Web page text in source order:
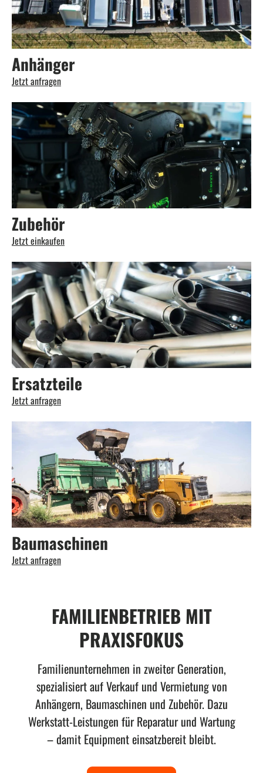
Anhänger
Jetzt anfragen
Zubehör
Jetzt einkaufen
Ersatzteile
Jetzt anfragen
Baumaschinen
Jetzt anfragen
FAMILIENBETRIEB MIT
PRAXISFOKUS
Familienunternehmen in zweiter Generation,
spezialisiert auf Verkauf und Vermietung von
Anhängern, Baumaschinen und Zubehör. Dazu
Werkstatt-Leistungen für Reparatur und Wartung
– damit Equipment einsatzbereit bleibt.